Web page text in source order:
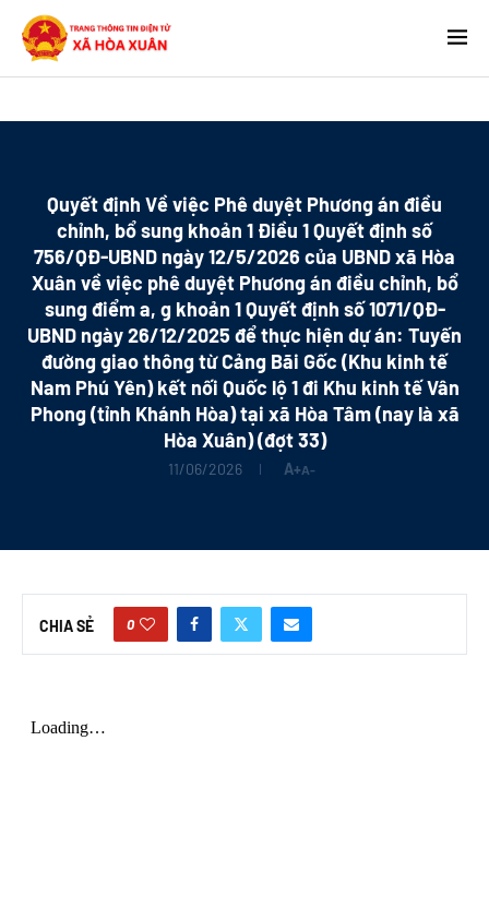
Quyết định Về việc Phê duyệt Phương án điều
chỉnh, bổ sung khoản 1 Điều 1 Quyết định số
756/QĐ-UBND ngày 12/5/2026 của UBND xã Hòa
Xuân về việc phê duyệt Phương án điều chỉnh, bổ
sung điểm a, g khoản 1 Quyết định số 1071/QĐ-
UBND ngày 26/12/2025 để thực hiện dự án: Tuyến
đường giao thông từ Cảng Bãi Gốc (Khu kinh tế
Nam Phú Yên) kết nối Quốc lộ 1 đi Khu kinh tế Vân
Phong (tỉnh Khánh Hòa) tại xã Hòa Tâm (nay là xã
Hòa Xuân) (đợt 33)
11/06/2026 A+A-
CHIA SẺ 0